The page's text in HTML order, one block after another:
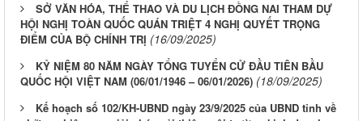
SỞ VĂN HÓA, THỂ THAO VÀ DU LỊCH ĐỒNG NAI THAM DỰ
HỘI NGHỊ TOÀN QUỐC QUÁN TRIỆT 4 NGHỊ QUYẾT TRỌNG
ĐIỂM CỦA BỘ CHÍNH TRỊ (16/09/2025)
KỶ NIỆM 80 NĂM NGÀY TỔNG TUYỂN CỬ ĐẦU TIÊN BẦU
QUỐC HỘI VIỆT NAM (06/01/1946 – 06/01/2026) (18/09/2025)
Kế hoạch số 102/KH-UBND ngày 23/9/2025 của UBND tỉnh về